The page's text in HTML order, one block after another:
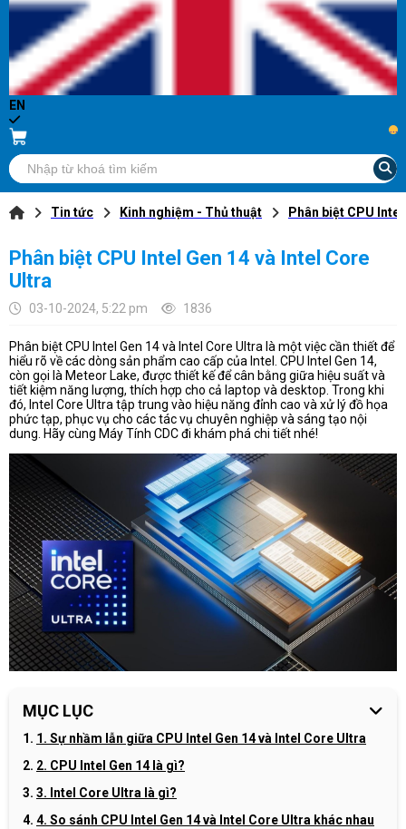
EN
...
Tin tức Kinh nghiệm - Thủ thuật Phân biệt CPU
Phân biệt CPU Intel Gen 14 và Intel Core
Ultra
03-10-2024, 5:22 pm 1836
Phân biệt CPU Intel Gen 14 và Intel Core Ultra là một việc cần thiết để
hiểu rõ về các dòng sản phẩm cao cấp của Intel. CPU Intel Gen 14,
còn gọi là Meteor Lake, được thiết kế để cân bằng giữa hiệu suất và
tiết kiệm năng lượng, thích hợp cho cả laptop và desktop. Trong khi
đó, Intel Core Ultra tập trung vào hiệu năng đỉnh cao và xử lý đồ họa
phức tạp, phục vụ cho các tác vụ chuyên nghiệp và sáng tạo nội
dung. Hãy cùng Máy Tính CDC đi khám phá chi tiết nhé!
MỤC LỤC
1. Sự nhầm lẫn giữa CPU Intel Gen 14 và Intel Core Ultra
2. CPU Intel Gen 14 là gì?
3. Intel Core Ultra là gì?
4. So sánh CPU Intel Gen 14 và Intel Core Ultra khác nhau